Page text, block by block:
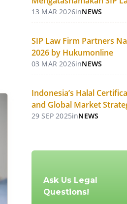
13 MAR 2026inNEWS
SIP Law Firm Partners
2026 by Hukumonline
03 MAR 2026inNEWS
Indonesia’s Halal
and Global Market
29 SEP 2025inNEWS
Ask Us Legal
Questions!